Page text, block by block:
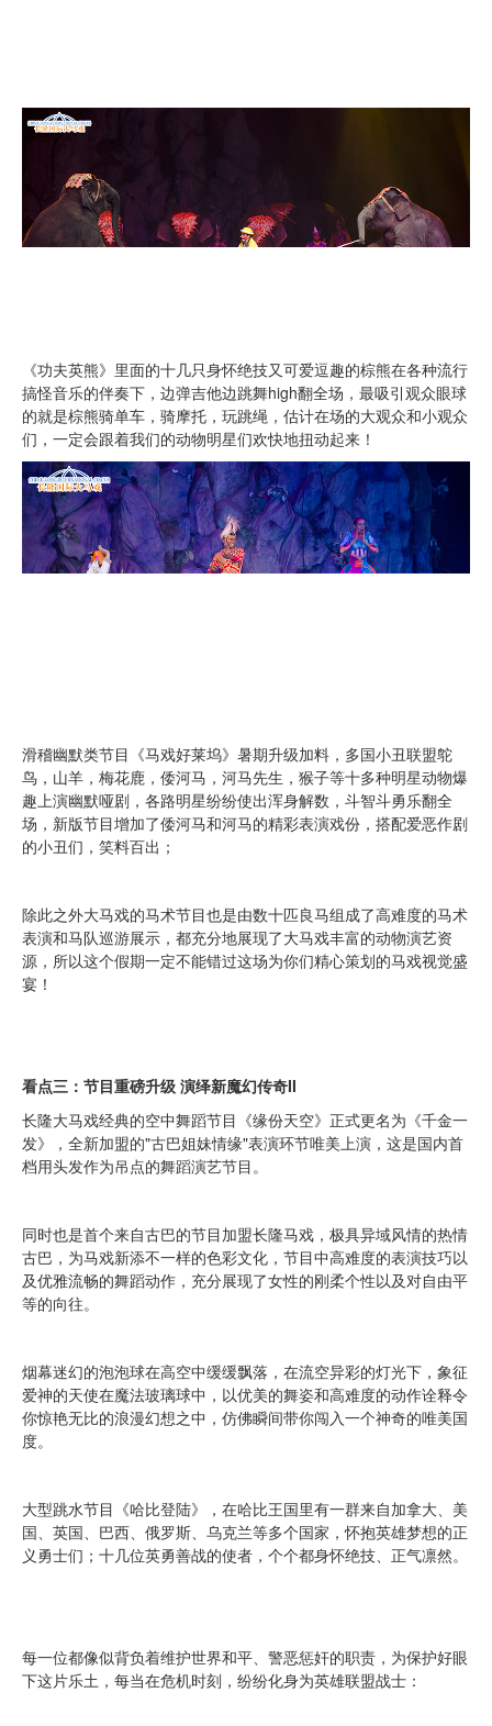
《功夫英熊》里面的十几只身怀绝技又可爱逗趣的棕熊在各种流行
搞怪音乐的伴奏下，边弹吉他边跳舞high翻全场，最吸引观众眼球
的就是棕熊骑单车，骑摩托，玩跳绳，估计在场的大观众和小观众
们，一定会跟着我们的动物明星们欢快地扭动起来！
滑稽幽默类节目《马戏好莱坞》暑期升级加料，多国小丑联盟鸵
鸟，山羊，梅花鹿，倭河马，河马先生，猴子等十多种明星动物爆
趣上演幽默哑剧，各路明星纷纷使出浑身解数，斗智斗勇乐翻全
场，新版节目增加了倭河马和河马的精彩表演戏份，搭配爱恶作剧
的小丑们，笑料百出；
除此之外大马戏的马术节目也是由数十匹良马组成了高难度的马术
表演和马队巡游展示，都充分地展现了大马戏丰富的动物演艺资
源，所以这个假期一定不能错过这场为你们精心策划的马戏视觉盛
宴！
看点三：节目重磅升级 演绎新魔幻传奇II
长隆大马戏经典的空中舞蹈节目《缘份天空》正式更名为《千金一
发》，全新加盟的"古巴姐妹情缘"表演环节唯美上演，这是国内首
档用头发作为吊点的舞蹈演艺节目。
同时也是首个来自古巴的节目加盟长隆马戏，极具异域风情的热情
古巴，为马戏新添不一样的色彩文化，节目中高难度的表演技巧以
及优雅流畅的舞蹈动作，充分展现了女性的刚柔个性以及对自由平
等的向往。
烟幕迷幻的泡泡球在高空中缓缓飘落，在流空异彩的灯光下，象征
爱神的天使在魔法玻璃球中，以优美的舞姿和高难度的动作诠释令
你惊艳无比的浪漫幻想之中，仿佛瞬间带你闯入一个神奇的唯美国
度。
大型跳水节目《哈比登陆》，在哈比王国里有一群来自加拿大、美
国、英国、巴西、俄罗斯、乌克兰等多个国家，怀抱英雄梦想的正
义勇士们；十几位英勇善战的使者，个个都身怀绝技、正气凛然。
每一位都像似背负着维护世界和平、警恶惩奸的职责，为保护好眼
下这片乐土，每当在危机时刻，纷纷化身为英雄联盟战士：